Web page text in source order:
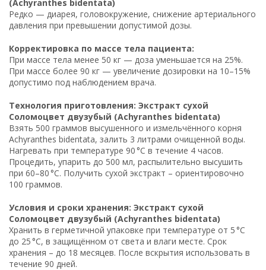
(Achyranthes bidentata)
Редко — диарея, головокружение, снижение артериального
давления при превышении допустимой дозы.
Корректировка по массе тела пациента:
При массе тела менее 50 кг — доза уменьшается на 25%.
При массе более 90 кг — увеличение дозировки на 10–15%
допустимо под наблюдением врача.
Технология приготовления: Экстракт сухой
Соломоцвет двузубый (Achyranthes bidentata)
Взять 500 граммов высушенного и измельчённого корня
Achyranthes bidentata, залить 3 литрами очищенной воды.
Нагревать при температуре 90 °C в течение 4 часов.
Процедить, упарить до 500 мл, распылительно высушить
при 60–80 °C. Получить сухой экстракт – ориентировочно
100 граммов.
Условия и сроки хранения: Экстракт сухой
Соломоцвет двузубый (Achyranthes bidentata)
Хранить в герметичной упаковке при температуре от 5 °C
до 25 °C, в защищённом от света и влаги месте. Срок
хранения – до 18 месяцев. После вскрытия использовать в
течение 90 дней.